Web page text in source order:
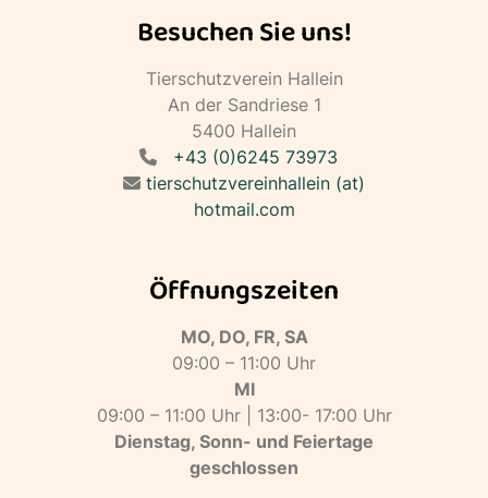
Besuchen Sie uns!
Tierschutzverein Hallein
An der Sandriese 1
5400 Hallein
+43 (0)6245 73973
tierschutzvereinhallein (at)
hotmail.com
Öffnungszeiten
MO, DO, FR, SA
09:00 – 11:00 Uhr
MI
09:00 – 11:00 Uhr | 13:00- 17:00 Uhr
Dienstag, Sonn- und Feiertage
geschlossen